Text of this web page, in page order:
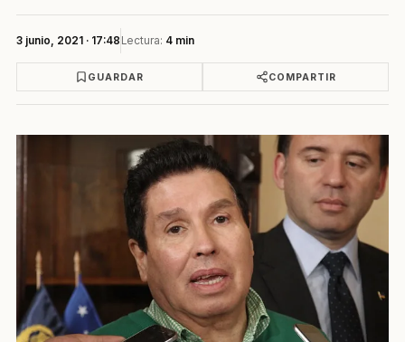
3 junio, 2021 · 17:48 Lectura: 4 min
GUARDAR COMPARTIR